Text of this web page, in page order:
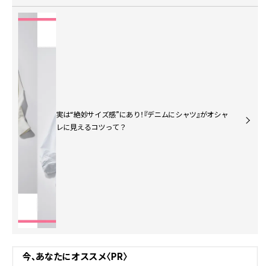
実は“絶妙サイズ感”にあり！『デニムにシャツ』がオシャ
レに見えるコツって？
今、あなたにオススメ〈PR〉